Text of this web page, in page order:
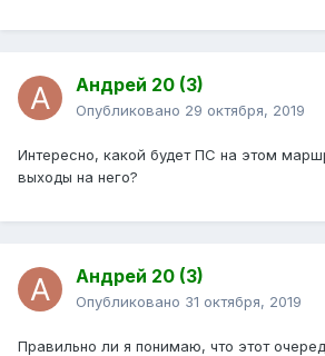
Андрей 20 (3)
Опубликовано 29 октября, 2019
Интересно, какой будет ПС на этом
выходы на него?
Андрей 20 (3)
Опубликовано 31 октября, 2019
Правильно ли я понимаю, что этот